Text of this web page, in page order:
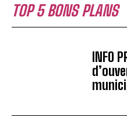
TOP 5 BONS PLANS
INFO